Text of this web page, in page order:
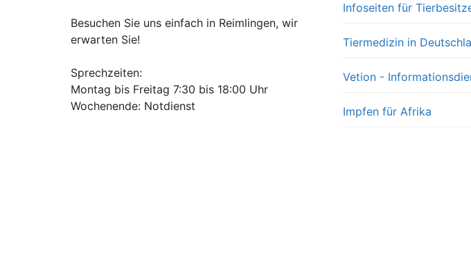
Besuchen Sie uns einfach in Reimlingen, wir
erwarten Sie!
Sprechzeiten:
Montag bis Freitag 7:30 bis 18:00 Uhr
Wochenende: Notdienst
Infoseiten für
Tiermedizin in
Vetion -
Impfen für Afrika